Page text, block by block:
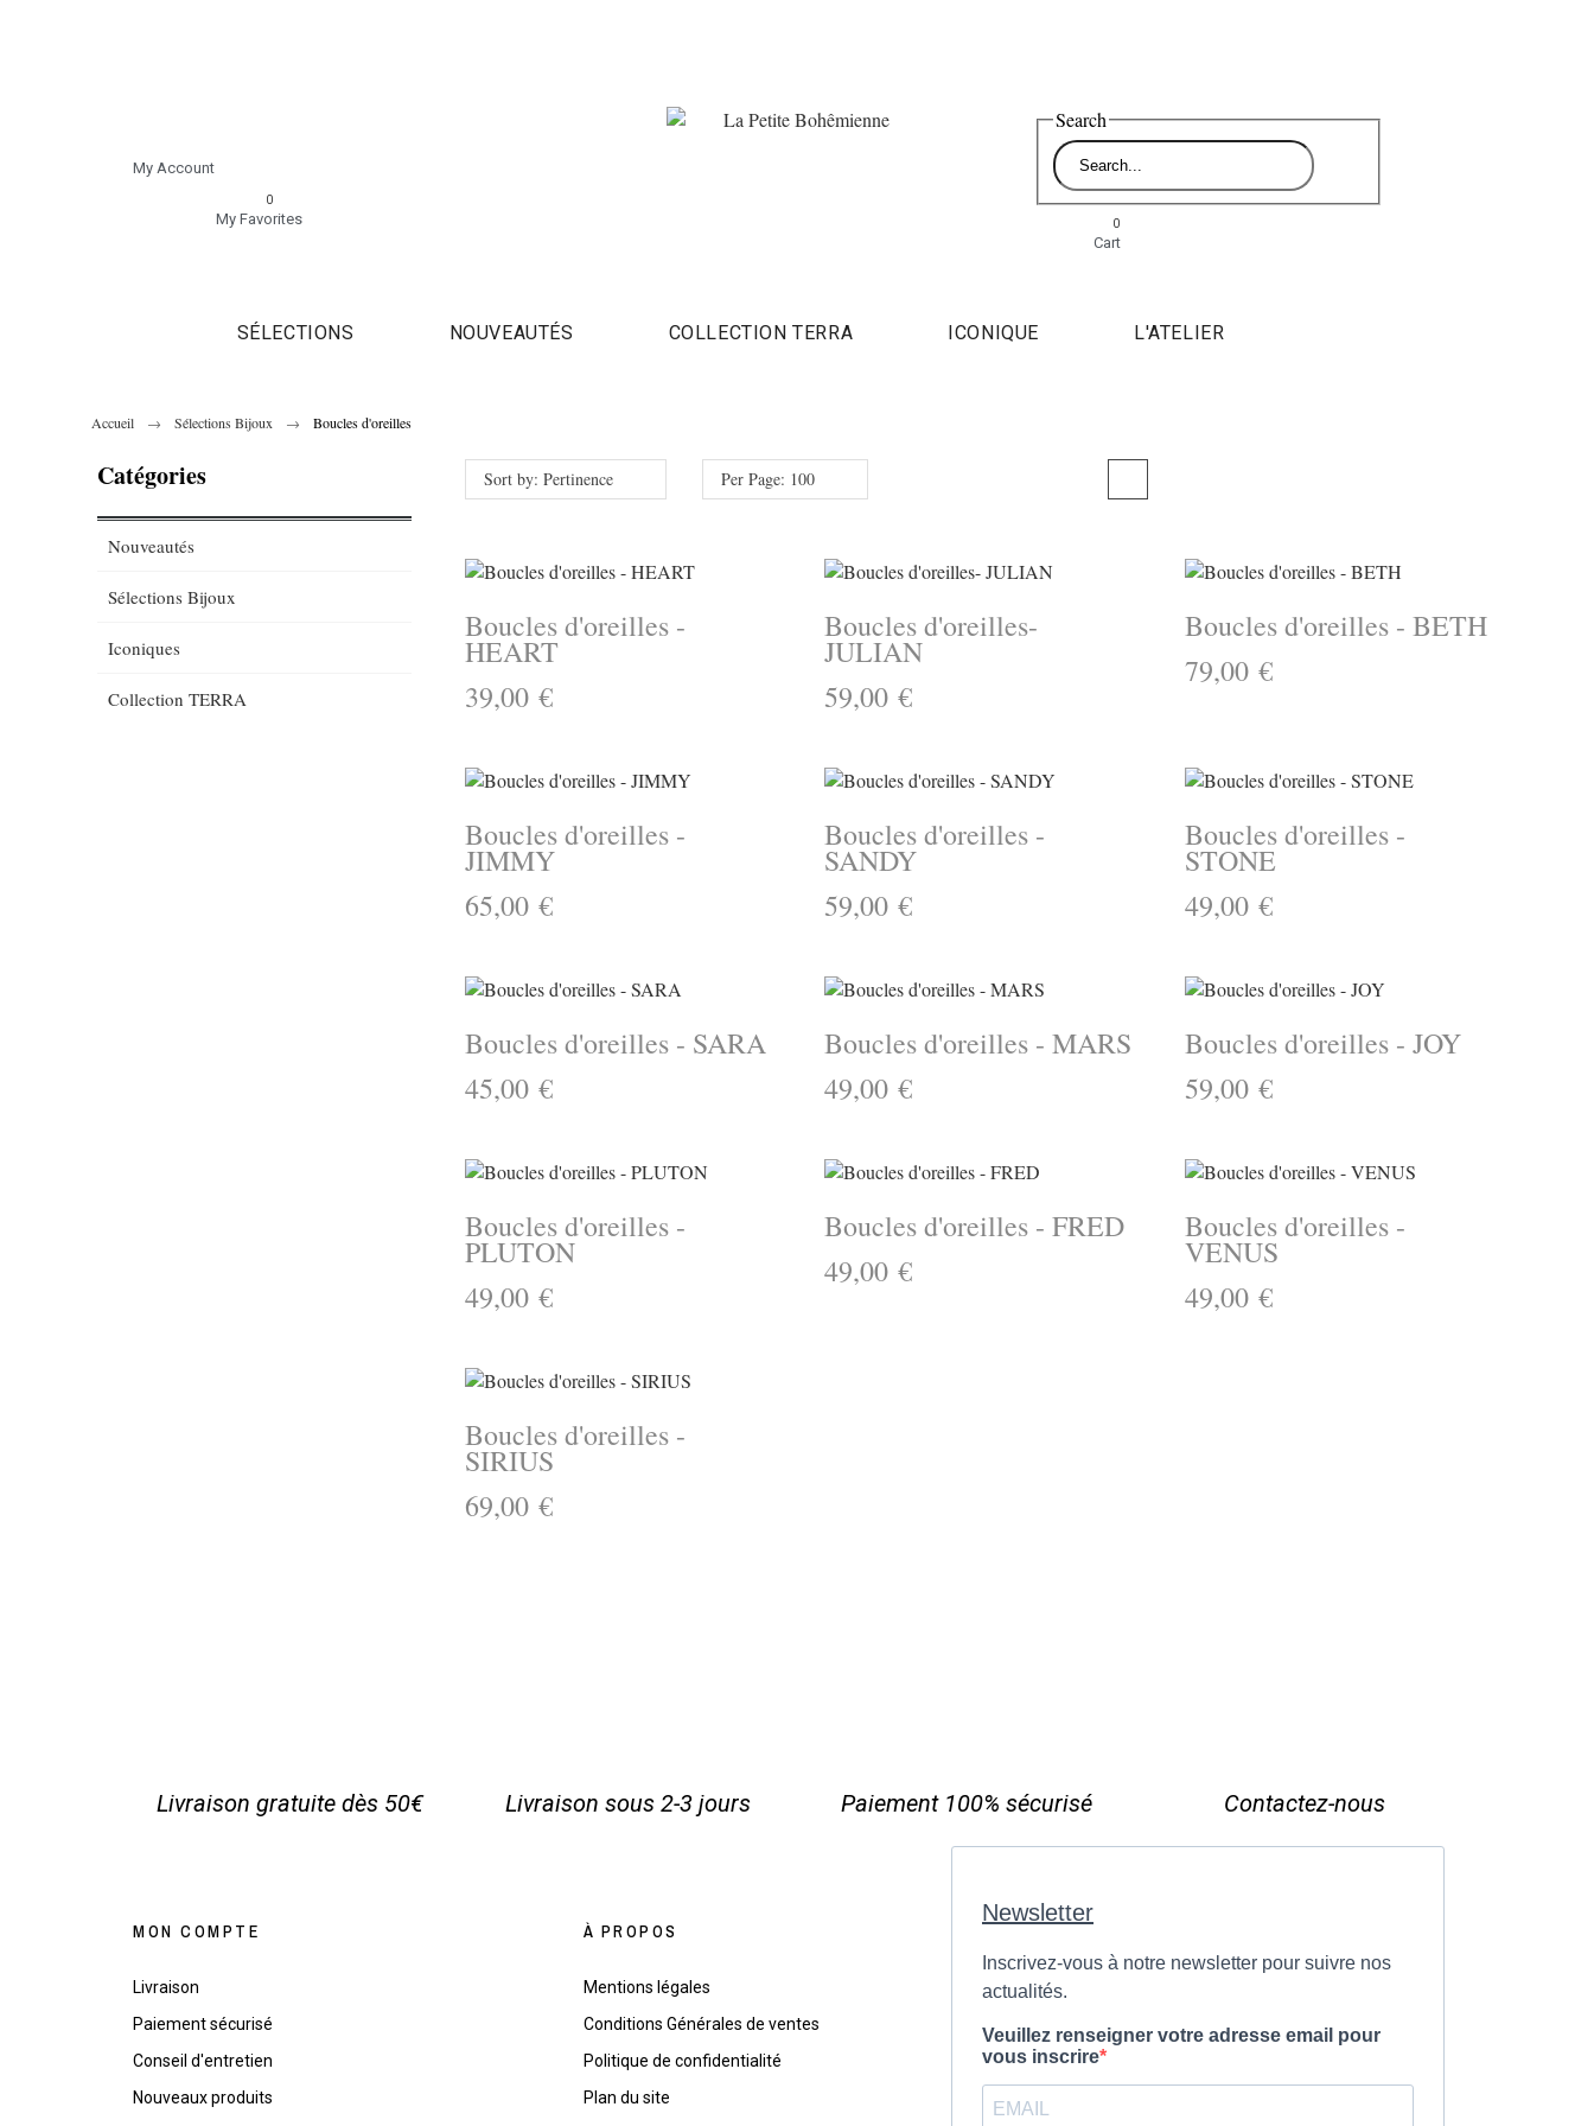
My Account
My Favorites
0
Search
Cart
0
SÉLECTIONS NOUVEAUTÉS COLLECTION TERRA ICONIQUE L'ATELIER
Accueil Sélections Bijoux Boucles d'oreilles
Catégories
Nouveautés
Sélections Bijoux
Iconiques
Collection TERRA
Sort by: Pertinence Per Page: 100
Boucles d'oreilles -
HEART
39,00 €
Boucles d'oreilles-
JULIAN
59,00 €
Boucles d'oreilles - BETH
79,00 €
Boucles d'oreilles -
JIMMY
65,00 €
Boucles d'oreilles -
SANDY
59,00 €
Boucles d'oreilles -
STONE
49,00 €
Boucles d'oreilles - SARA
45,00 €
Boucles d'oreilles - MARS
49,00 €
Boucles d'oreilles - JOY
59,00 €
Boucles d'oreilles -
PLUTON
49,00 €
Boucles d'oreilles - FRED
49,00 €
Boucles d'oreilles -
VENUS
49,00 €
Boucles d'oreilles -
SIRIUS
69,00 €
Livraison gratuite dès 50€ Livraison sous 2-3 jours Paiement 100% sécurisé Contactez-nous
MON COMPTE
Livraison
Paiement sécurisé
Conseil d'entretien
Nouveaux produits
À PROPOS
Mentions légales
Conditions Générales de ventes
Politique de confidentialité
Plan du site